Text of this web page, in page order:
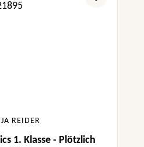
REIDER
1. Klasse - Plötzlich